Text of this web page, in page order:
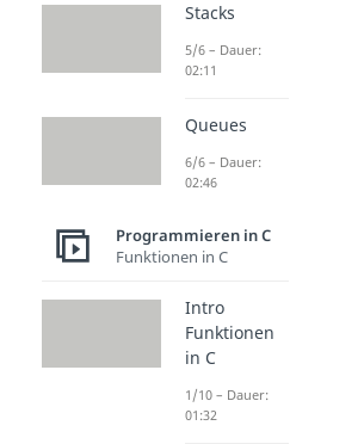
Stacks
5/6 – Dauer:
02:11
Queues
6/6 – Dauer:
02:46
Programmieren in C
Funktionen in C
Intro
Funktionen
in C
1/10 – Dauer:
01:32